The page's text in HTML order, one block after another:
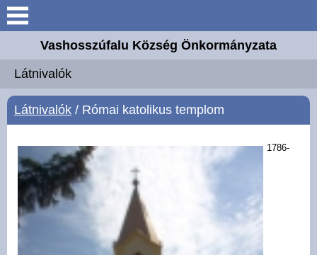
Keresés
Bemutatkozás
Önkormányzat
Intézmények
Választási információk
Vashosszúfalu Község Önkormányzata
Látnivalók
Látnivalók / Római katolikus templom
1786-